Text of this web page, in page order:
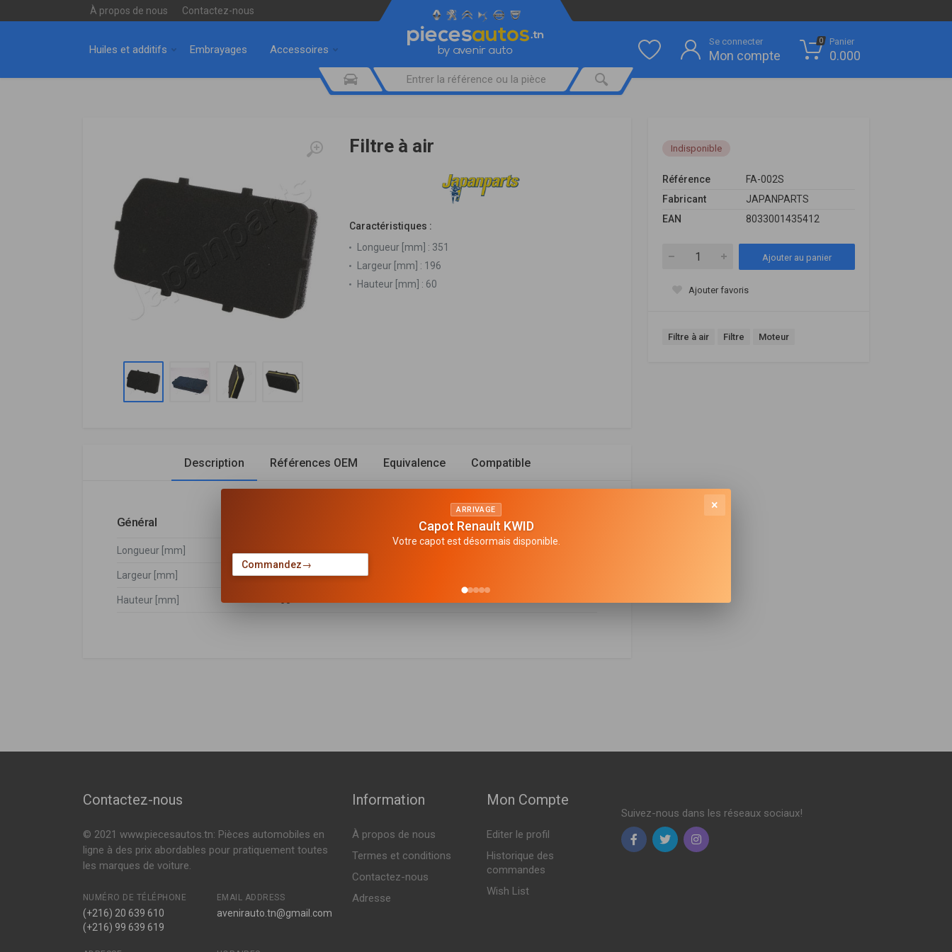
À propos de nous Contactez-nous
Huiles et additifs Embrayages Accessoires
Se connecter
Mon compte
0 Panier
0.000
Filtre à air
Caractéristiques :
Longueur [mm] : 351
Largeur [mm] : 196
Hauteur [mm] : 60
Indisponible
Référence
FA-002S
Fabricant
JAPANPARTS
EAN
8033001435412
Ajouter au panier
Ajouter favoris
Filtre à air Filtre Moteur
Description Références OEM Equivalence Compatible
Général
Longueur [mm]
Largeur [mm] 196
Hauteur [mm]
THAR I
2.5 D 63ch ( 10-2016 > 06-2019 )
2.5 CRDe 4x4 107ch ( 12-2010 > en cours )
Contactez-nous
© 2021 www.piecesautos.tn: Pièces automobiles en
ligne à des prix abordables pour pratiquement toutes
les marques de voiture.
NUMÉRO DE TÉLÉPHONE
(+216) 20 639 610
(+216) 99 639 619
EMAIL ADDRESS
avenirauto.tn@gmail.com
Information
À propos de nous
Termes et conditions
Contactez-nous
Adresse
Mon Compte
Editer le profil
Historique des
commandes
Wish List
Suivez-nous dans les réseaux sociaux!
×
ARRIVAGE
Capot Renault KWID
Votre capot est désormais disponible.
Commandez→